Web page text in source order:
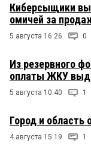
Киберсыщики
омичей за
5 августа 16:26 0
Из резервного
оплаты ЖКУ
5 августа 10:40 1
Город и область
4 августа 15:19 1